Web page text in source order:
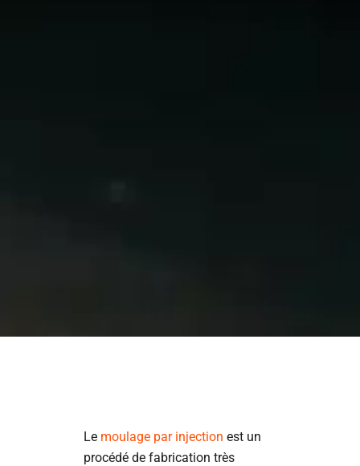
Le moulage par injection est un
procédé de fabrication très